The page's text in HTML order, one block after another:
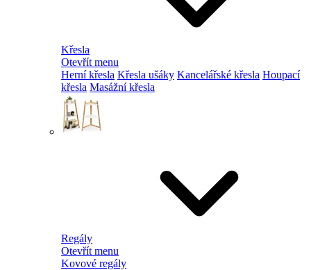
Křesla
Otevřít menu
Herní křesla Křesla ušáky Kancelářské křesla Houpací
křesla Masážní křesla
Regály
Otevřít menu
Kovové regály